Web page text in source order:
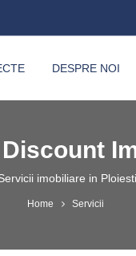
DESPRE NOI
imobiliare in Ploiesti
Home Servicii